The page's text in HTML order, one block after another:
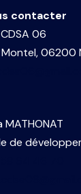
contacter
CDSA 06
Montel, 06200
MATHONAT
de